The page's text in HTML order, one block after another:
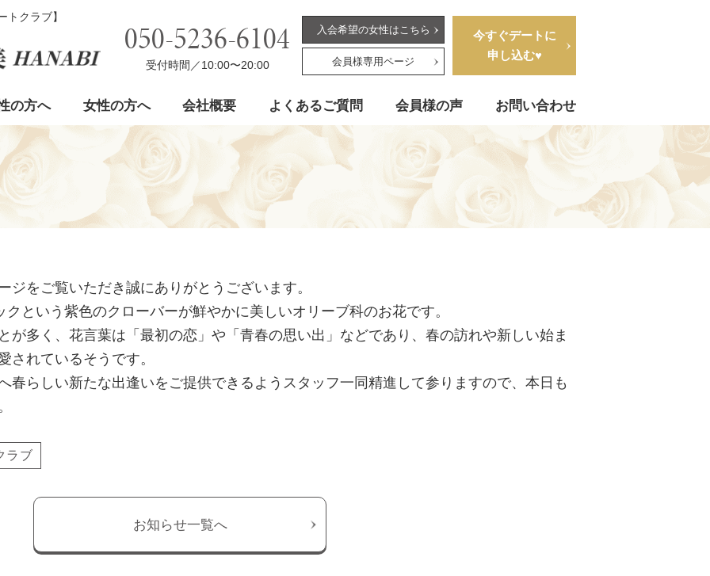
クラブ】
050-5236-6104
受付時間／10:00〜20:00
入会希望の女性はこちら
会員様専用ページ
今すぐデートに
申し込む♥
の方へ 女性の方へ 会社概要 よくあるご質問 会員様の声 お問い合わせ
ジをご覧いただき誠にありがとうございます。
という紫色のクローバーが鮮やかに美しいオリーブ科のお花です。
が多く、花言葉は「最初の恋」や「青春の思い出」などであり、春の訪れや新しい始ま
されているそうです。
春らしい新たな出逢いをご提供できるようスタッフ一同精進して参りますので、本日も
ラブ
お知らせ一覧へ